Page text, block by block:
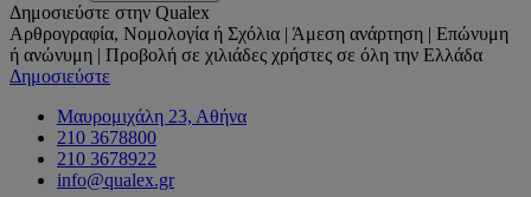
Δημοσιεύστε στην Qualex
Αρθρογραφία, Νομολογία ή Σχόλια | Άμεση ανάρτηση | Επώνυμη
ή ανώνυμη | Προβολή σε χιλιάδες χρήστες σε όλη την Ελλάδα
Δημοσιεύστε
Μαυρομιχάλη 23, Αθήνα
210 3678800
210 3678922
info@qualex.gr